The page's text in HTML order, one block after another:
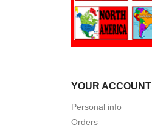
YOUR ACCOUNT
Personal info
Orders